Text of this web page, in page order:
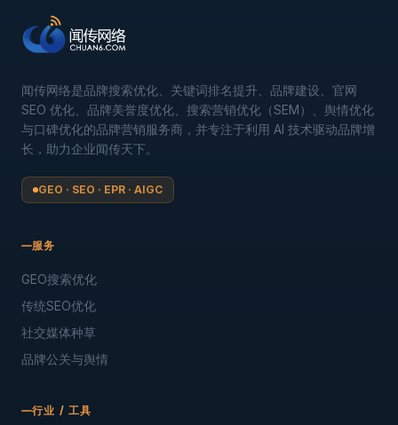
闻传网络是品牌搜索优化、关键词排名提升、品牌建设、官网
SEO 优化、品牌美誉度优化、搜索营销优化（SEM）、舆情优化
与口碑优化的品牌营销服务商，并专注于利用 AI 技术驱动品牌增
长，助力企业闻传天下。
GEO · SEO · EPR · AIGC
服务
GEO搜索优化
传统SEO优化
社交媒体种草
品牌公关与舆情
行业 / 工具